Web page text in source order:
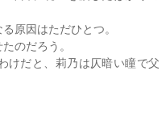
原因はただひとつ。
のだろう。
けだと、 莉乃は仄暗い瞳で父